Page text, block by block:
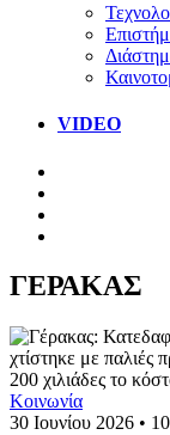
VIDEO
ΓΕΡΑΚΑΣ
Κοινωνία
30 Ιουνίου 2026 •